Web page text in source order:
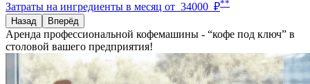
Затраты на ингредиенты в месяц от 34000 ₽**
Назад
Вперёд
Аренда профессиональной кофемашины - “кофе под ключ” в
столовой вашего предприятия!